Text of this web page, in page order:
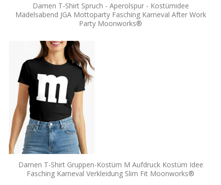
Damen T-Shirt Spruch - Aperolspur - Kostümidee
Mädelsabend JGA Mottoparty Fasching Karneval After Work
Party Moonworks®
Damen T-Shirt Gruppen-Kostüm M Aufdruck Kostüm Idee
Fasching Karneval Verkleidung Slim Fit Moonworks®